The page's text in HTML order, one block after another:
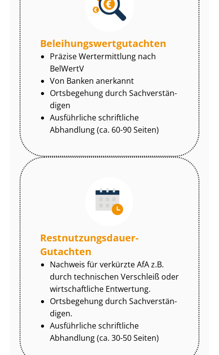
Be­lei­hungs­wert­gut­ach­ten
Präzise Wertermittlung nach
BelWertV
Von Banken anerkannt
Ortsbegehung durch Sach­ver­stän­
di­gen
Ausführliche schriftliche
Abhandlung (ca. 60-90 Seiten)
Rest­nut­zungs­dau­er-
Gutachten
Nachweis für verkürzte AfA z.B.
durch technischen Verschleiß oder
wirtschaftliche Entwertung.
Ortsbegehung durch Sach­ver­stän­
di­gen.
Ausführliche schriftliche
Abhandlung (ca. 30-50 Seiten)